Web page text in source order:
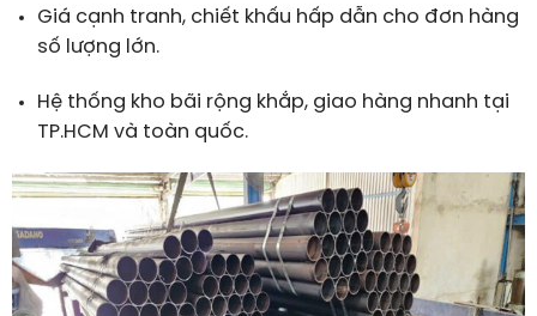
Giá cạnh tranh, chiết khấu hấp dẫn cho đơn hàng
số lượng lớn.
Hệ thống kho bãi rộng khắp, giao hàng nhanh tại
TP.HCM và toàn quốc.